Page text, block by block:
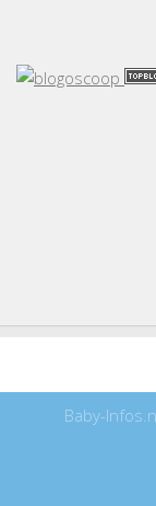
Baby-